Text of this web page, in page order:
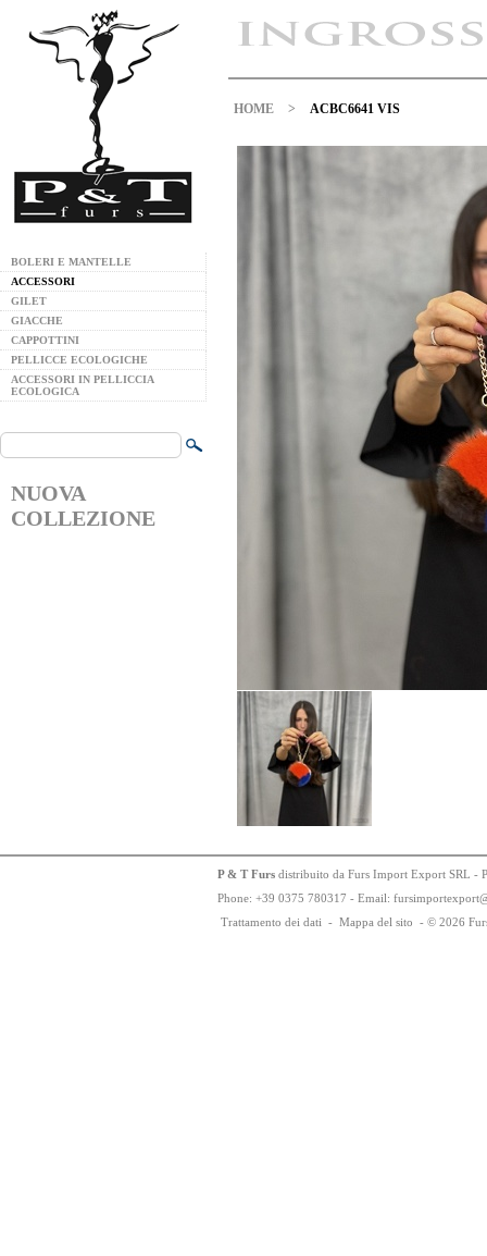
BOLERI E MANTELLE
ACCESSORI
GILET
GIACCHE
CAPPOTTINI
PELLICCE ECOLOGICHE
ACCESSORI IN PELLICCIA
ECOLOGICA
NUOVA
COLLEZIONE
HOME > ACBC6641 VIS
P & T Furs distribuito da Furs Import Export SRL -
Phone: +39 0375 780317 - Email: fursimportexport
Trattamento dei dati - Mappa del sito - © 2026